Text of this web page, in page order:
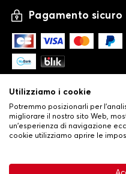
Tappetini per
Pagamento sicuro
Condizioni generali di
Utilizziamo i cookie
Potremmo posizionarli per
migliorare il nostro sito Web,
un'esperienza di navigazione
cookie utilizziamo aprire le